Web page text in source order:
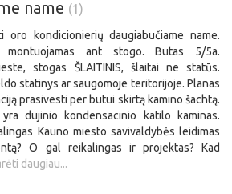
name (1)
oro kondicionierių daugiabučiame name.
ant stogo. Butas 5/5a.
stogas ŠLAITINIS, šlaitai ne statūs.
statinys ar saugomoje teritorijoje. Planas
prasivesti per butui skirtą kamino šachtą.
dujinio kondensacinio katilo kaminas.
Kauno miesto savivaldybės leidimas
O gal reikalingas ir projektas? Kad
daugiau...